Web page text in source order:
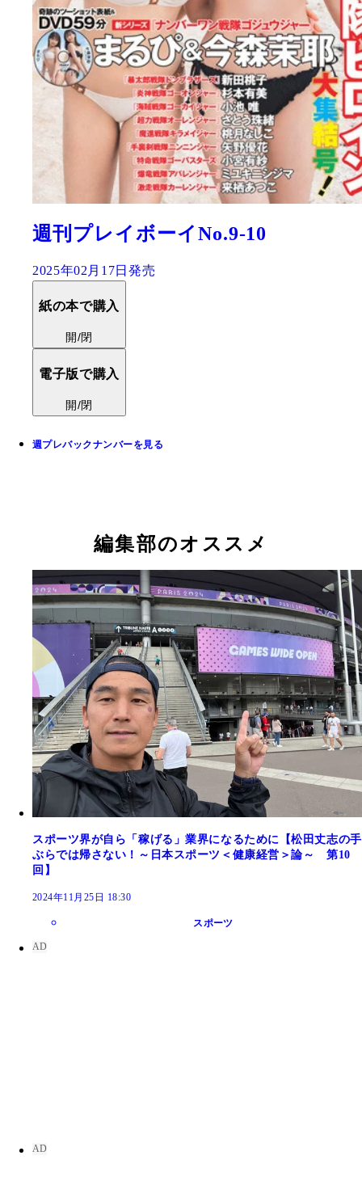
週刊プレイボーイNo.9-10
2025年02月17日発売
紙の本で購入
開/閉
電子版で購入
開/閉
週プレバックナンバーを見る
編集部のオススメ
スポーツ界が自ら「稼げる」業界になるために【松田丈志の手
ぶらでは帰さない！～日本スポーツ＜健康経営＞論～ 第10
回】
2024年11月25日 18:30
スポーツ